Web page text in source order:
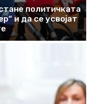
политичката
и да се усвојат